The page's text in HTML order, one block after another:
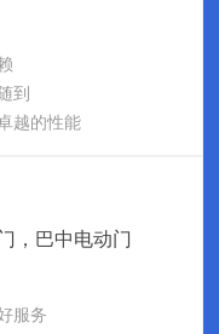
到
越的性能
，巴中电动门
服务